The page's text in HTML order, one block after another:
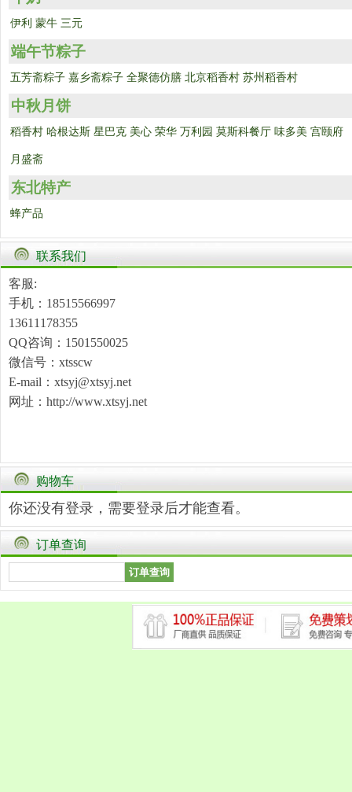
伊利 蒙牛 三元
端午节粽子
五芳斋粽子 嘉乡斋粽子 全聚德仿膳 北京稻香村 苏州稻香村
中秋月饼
稻香村 哈根达斯 星巴克 美心 荣华 万利园 莫斯科餐厅 味多美 宫颐府
月盛斋
东北特产
蜂产品
联系我们
客服:
手机：18515566997
13611178355
QQ咨询：1501550025
微信号：xtsscw
E-mail：xtsyj@xtsyj.net
网址：http://www.xtsyj.net
购物车
你还没有登录，需要登录后才能查看。
订单查询